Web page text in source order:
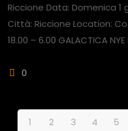
Riccione Data: Domenica 1
Città: Riccione Location:
18.00 – 6.00 GALACTICA NYE
0
1 2 3 4 5